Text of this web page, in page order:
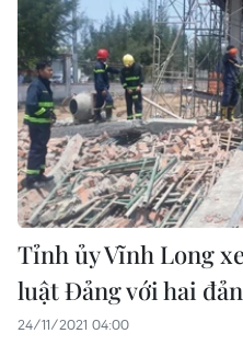
Tỉnh ủy Vĩnh Long
luật Đảng với hai
24/11/2021 04:00